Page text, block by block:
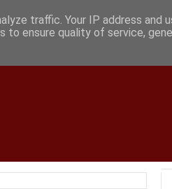
traffic. Your IP address and
to ensure quality of service,